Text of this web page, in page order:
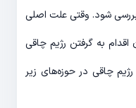
شود. وقتی علت اصلی
به گرفتن رژیم چاقی
چاقی در حوزه‌های زیر